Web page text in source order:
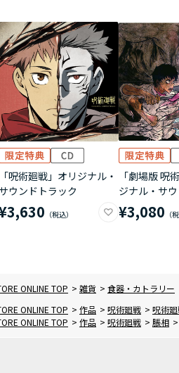
「呪術廻戦」オリジナル・
サウンドトラック
「劇場版 呪
ジナル・サ
¥3,080
ONLINE TOP > 雑貨 > 食器・カトラリー
ONLINE TOP > 作品 > 呪術廻戦 > 呪術
ONLINE TOP > 作品 > 呪術廻戦 > 脹相 >